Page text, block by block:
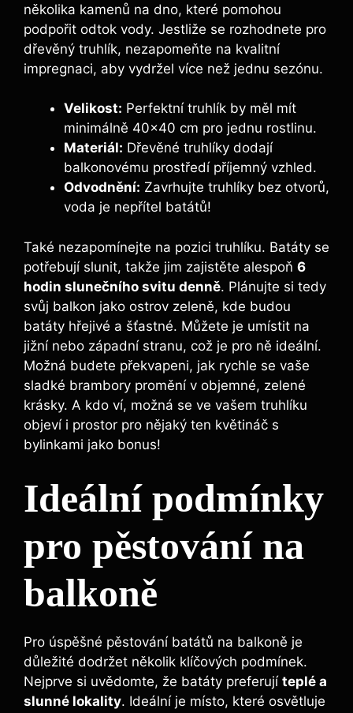
několika kamenů na dno, které pomohou
podpořit⁣ odtok vody. Jestliže se ⁤rozhodnete pro
dřevěný truhlík, ‌nezapomeňte ‌na kvalitní
impregnaci, aby vydržel více než​ jednu sezónu.
Velikost: Perfektní truhlík by měl⁤ mít
minimálně 40×40 cm pro jednu rostlinu.
Materiál: Dřevěné truhlíky dodají
balkonovému prostředí příjemný⁤ vzhled.
Odvodnění: Zavrhujte ⁢truhlíky bez otvorů,
voda je nepřítel batátů!
Také nezapomínejte na pozici truhlíku. Batáty se
​potřebují‌ slunit, takže ​jim zajistěte alespoň 6
hodin slunečního ​svitu denně. Plánujte si tedy
svůj ⁣balkon jako ostrov‌ zeleně, kde‍ budou
batáty‌ hřejivé a šťastné. ‌Můžete je umístit na
jižní nebo západní stranu,⁢ což⁤ je pro ně ideální.
⁣Možná budete překvapeni, jak rychle se vaše
sladké brambory promění v objemné, zelené
krásky. A kdo‍ ví, možná se ve vašem truhlíku
objeví⁢ i ​prostor pro nějaký ten květináč s
bylinkami⁤ jako bonus!
Ideální podmínky
‌pro pěstování ‌na
balkoně
Pro úspěšné pěstování batátů na balkoně je⁣
důležité dodržet několik klíčových podmínek.
Nejprve si uvědomte,​ že batáty⁤ preferují teplé a
slunné lokality. Ideální je místo, které osvětluje ​